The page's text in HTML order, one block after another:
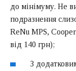
до мінімуму. Не
подразнення
ReNu MPS,
від 140 грн);
З